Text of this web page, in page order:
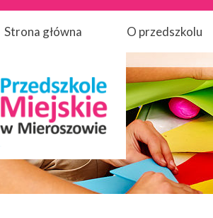
Strona główna O przedszkolu